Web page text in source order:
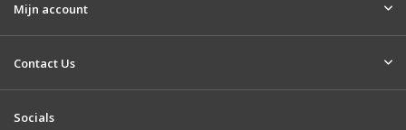
Mijn account
Contact Us
Socials